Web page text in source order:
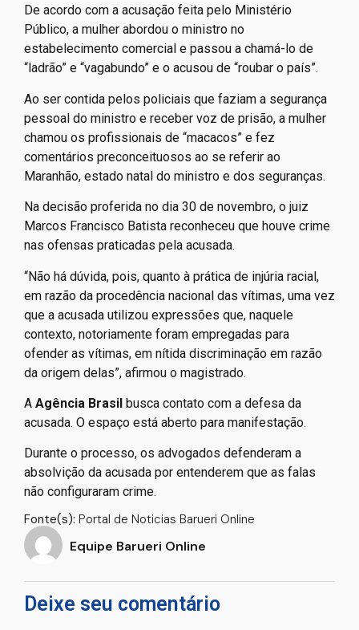
De acordo com a acusação feita pelo Ministério
Público, a mulher abordou o ministro no
estabelecimento comercial e passou a chamá-lo de
“ladrão” e “vagabundo” e o acusou de “roubar o país”.
Ao ser contida pelos policiais que faziam a segurança
pessoal do ministro e receber voz de prisão, a mulher
chamou os profissionais de “macacos” e fez
comentários preconceituosos ao se referir ao
Maranhão, estado natal do ministro e dos seguranças.
Na decisão proferida no dia 30 de novembro, o juiz
Marcos Francisco Batista reconheceu que houve crime
nas ofensas praticadas pela acusada.
“Não há dúvida, pois, quanto à prática de injúria racial,
em razão da procedência nacional das vítimas, uma vez
que a acusada utilizou expressões que, naquele
contexto, notoriamente foram empregadas para
ofender as vítimas, em nítida discriminação em razão
da origem delas”, afirmou o magistrado.
A Agência Brasil busca contato com a defesa da
acusada. O espaço está aberto para manifestação.
Durante o processo, os advogados defenderam a
absolvição da acusada por entenderem que as falas
não configuraram crime.
Fonte(s): Portal de Noticias Barueri Online
Equipe Barueri Online
Deixe seu comentário